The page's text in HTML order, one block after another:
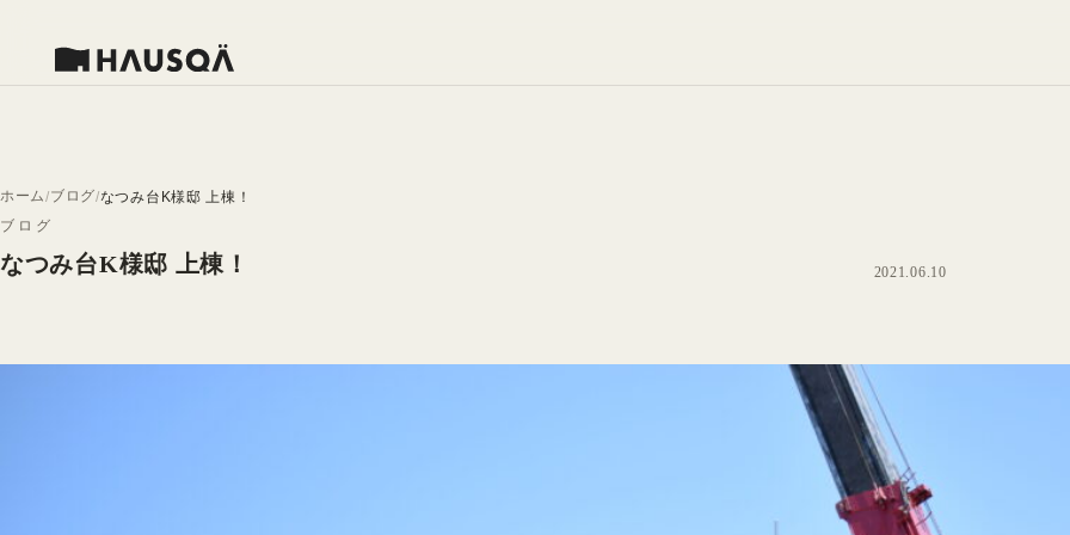
ホーム ブログ なつみ台K様邸 上棟！
ブログ
なつみ台K様邸 上棟！ 2021.06.10